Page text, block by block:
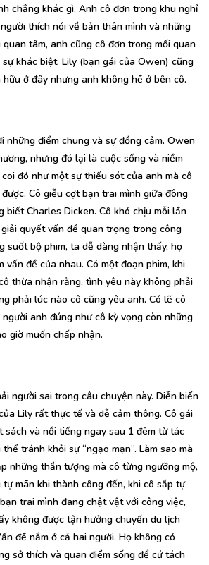
chẳng khác gì. Anh cô đơn trong khu nghỉ
thích nói về bản thân mình và những
tâm, anh cũng cô đơn trong mối quan
khác biệt. Lily (bạn gái của Owen) cũng
ở đây nhưng anh không hề ở bên cô.
những điểm chung và sự đồng cảm. Owen
nhưng đó lại là cuộc sống và niềm
đó như một sự thiếu sót của anh mà cô
Cô giễu cợt bạn trai mình giữa đông
biết Charles Dicken. Cô khó chịu mỗi lần
quyết vấn đề quan trọng trong công
suốt bộ phim, ta dễ dàng nhận thấy, họ
vấn đề của nhau. Có một đoạn phim, khi
thừa nhận rằng, tình yêu này không phải
phải lúc nào cô cũng yêu anh. Có lẽ cô
anh đúng như cô kỳ vọng còn những
giờ muốn chấp nhận.
người sai trong câu chuyện này. Diễn biến
Lily rất thực tế và dễ cảm thông. Cô gái
sách và nổi tiếng ngay sau 1 đêm từ tác
tránh khỏi sự “ngạo mạn”. Làm sao mà
những thần tượng mà cô từng ngưỡng mộ,
mãn khi thành công đến, khi cô sắp tự
trai mình đang chật vật với công việc,
không được tận hưởng chuyến du lịch
đề nắm ở cả hai người. Họ không có
sở thích và quan điểm sống để cứ tách